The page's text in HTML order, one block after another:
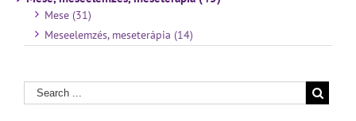
Mese (31)
Meseelemzés, meseterápia (14)